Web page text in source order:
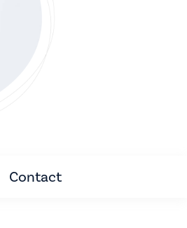
Contact